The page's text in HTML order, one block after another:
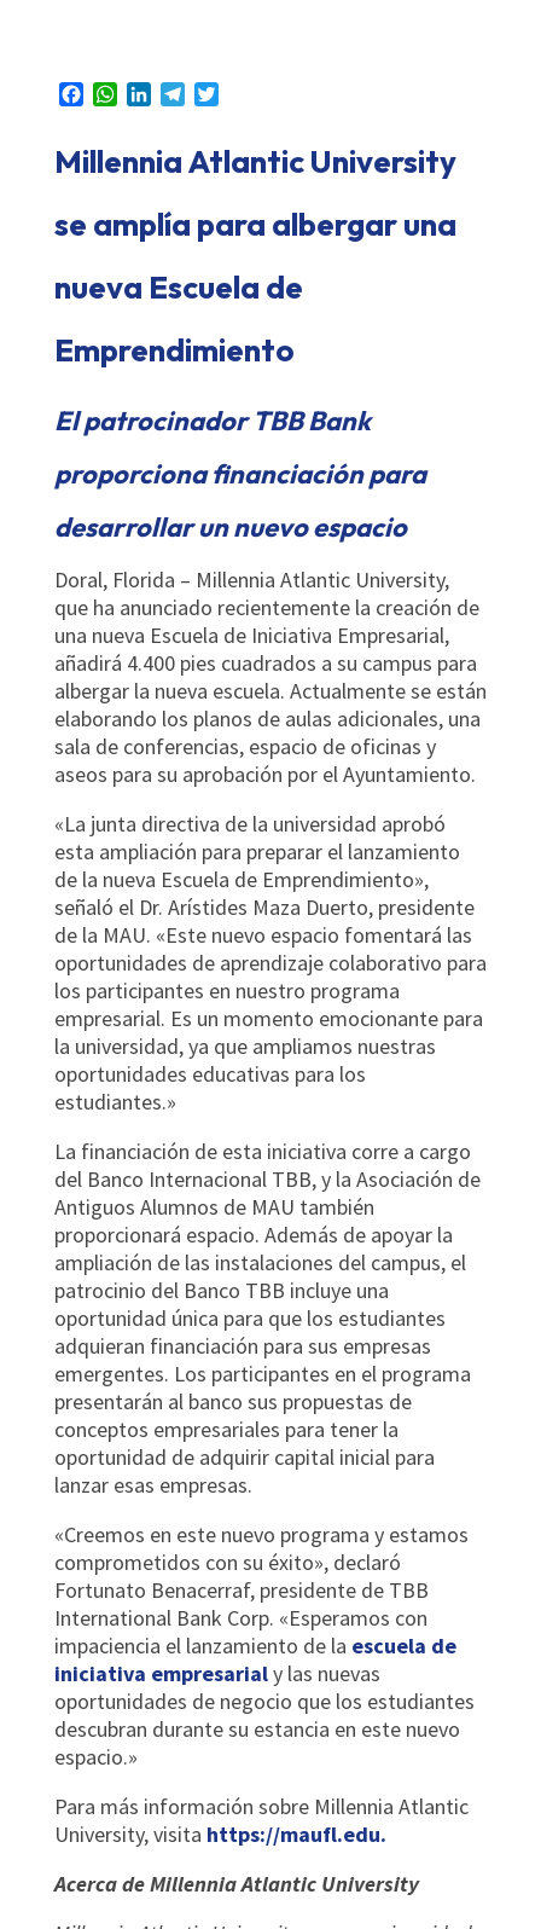
Facebook
WhatsApp
LinkedInTelegram
Twitter
Millennia Atlantic University
se amplía para albergar una
nueva Escuela de
Emprendimiento
El patrocinador TBB Bank
proporciona financiación para
desarrollar un nuevo espacio
Doral, Florida – Millennia Atlantic University,
que ha anunciado recientemente la creación de
una nueva Escuela de Iniciativa Empresarial,
añadirá 4.400 pies cuadrados a su campus para
albergar la nueva escuela. Actualmente se están
elaborando los planos de aulas adicionales, una
sala de conferencias, espacio de oficinas y
aseos para su aprobación por el Ayuntamiento.
«La junta directiva de la universidad aprobó
esta ampliación para preparar el lanzamiento
de la nueva Escuela de Emprendimiento»,
señaló el Dr. Arístides Maza Duerto, presidente
de la MAU. «Este nuevo espacio fomentará las
oportunidades de aprendizaje colaborativo para
los participantes en nuestro programa
empresarial. Es un momento emocionante para
la universidad, ya que ampliamos nuestras
oportunidades educativas para los
estudiantes.»
La financiación de esta iniciativa corre a cargo
del Banco Internacional TBB, y la Asociación de
Antiguos Alumnos de MAU también
proporcionará espacio. Además de apoyar la
ampliación de las instalaciones del campus, el
patrocinio del Banco TBB incluye una
oportunidad única para que los estudiantes
adquieran financiación para sus empresas
emergentes. Los participantes en el programa
presentarán al banco sus propuestas de
conceptos empresariales para tener la
oportunidad de adquirir capital inicial para
lanzar esas empresas.
«Creemos en este nuevo programa y estamos
comprometidos con su éxito», declaró
Fortunato Benacerraf, presidente de TBB
International Bank Corp. «Esperamos con
impaciencia el lanzamiento de la escuela de
iniciativa empresarialy las nuevas
oportunidades de negocio que los estudiantes
descubran durante su estancia en este nuevo
espacio.»
Para más información sobre Millennia Atlantic
University, visita https://maufl.edu.
Acerca de Millennia Atlantic University